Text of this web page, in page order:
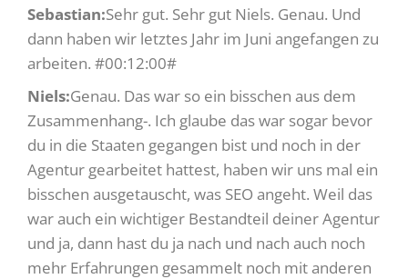
Sebastian:Sehr gut. Sehr gut Niels. Genau. Und
dann haben wir letztes Jahr im Juni angefangen zu
arbeiten. #00:12:00#
Niels:Genau. Das war so ein bisschen aus dem
Zusammenhang-. Ich glaube das war sogar bevor
du in die Staaten gegangen bist und noch in der
Agentur gearbeitet hattest, haben wir uns mal ein
bisschen ausgetauscht, was SEO angeht. Weil das
war auch ein wichtiger Bestandteil deiner Agentur
und ja, dann hast du ja nach und nach auch noch
mehr Erfahrungen gesammelt noch mit anderen